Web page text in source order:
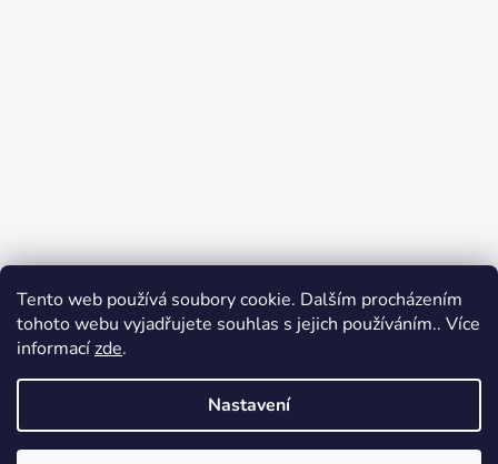
Tento web používá soubory cookie. Dalším procházením
tohoto webu vyjadřujete souhlas s jejich používáním.. Více
informacízde.
Nastavení
Vytvořil Shoptet